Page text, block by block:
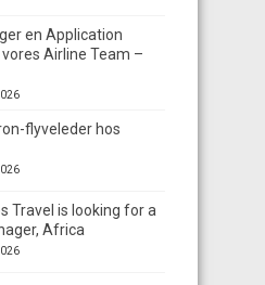
en Application
Airline Team –
flyveleder hos
Travel is looking for a
Africa